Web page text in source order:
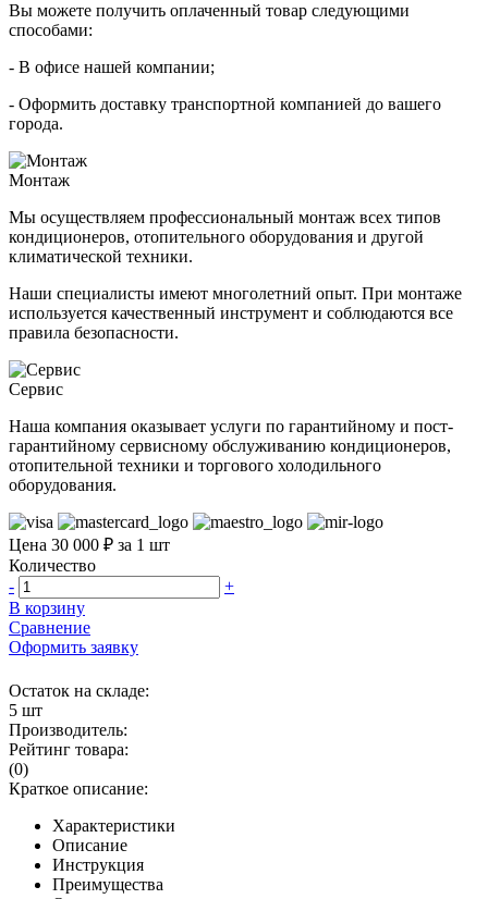
Вы можете получить оплаченный товар следующими
способами:
- В офисе нашей компании;
- Оформить доставку транспортной компанией до вашего
города.
Монтаж
Мы осуществляем профессиональный монтаж всех типов
кондиционеров, отопительного оборудования и другой
климатической техники.
Наши специалисты имеют многолетний опыт. При монтаже
используется качественный инструмент и соблюдаются все
правила безопасности.
Сервис
Наша компания оказывает услуги по гарантийному и пост-
гарантийному сервисному обслуживанию кондиционеров,
отопительной техники и торгового холодильного
оборудования.
Цена 30 000 ₽ за 1 шт
Количество
-
+
В корзину
Сравнение
Оформить заявку
Остаток на складе:
5 шт
Производитель:
Рейтинг товара:
(0)
Краткое описание:
Характеристики
Описание
Инструкция
Преимущества